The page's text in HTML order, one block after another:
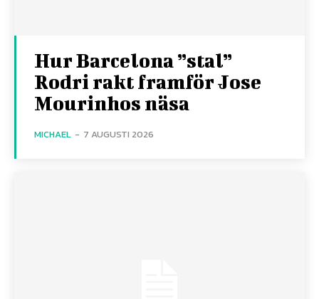
Hur Barcelona ”stal”
Rodri rakt framför Jose
Mourinhos näsa
MICHAEL - 7 AUGUSTI 2026